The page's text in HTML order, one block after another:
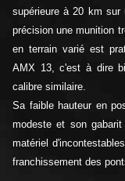
supérieure à 20 km
précision une munition
en terrain varié est
AMX 13, c'est à dire
calibre similaire.
Sa faible hauteur en
modeste et son
matériel
franchissement des